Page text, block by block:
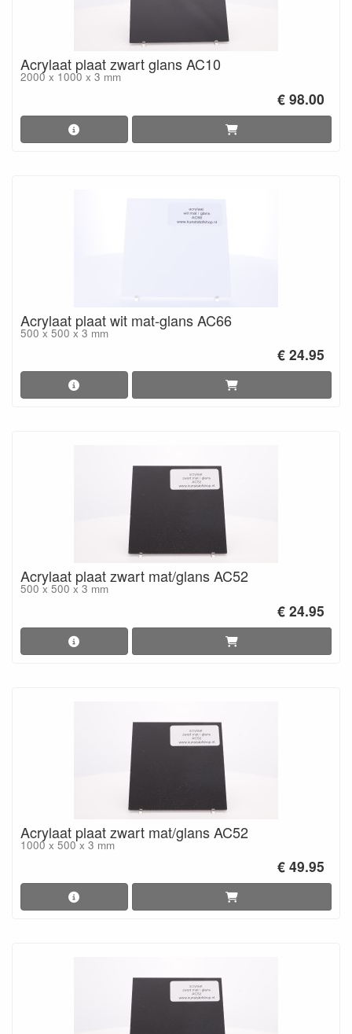
Acrylaat plaat zwart glans AC10
2000 x 1000 x 3 mm
€ 98.00
Acrylaat plaat wit mat-glans AC66
500 x 500 x 3 mm
€ 24.95
Acrylaat plaat zwart mat/glans AC52
500 x 500 x 3 mm
€ 24.95
Acrylaat plaat zwart mat/glans AC52
1000 x 500 x 3 mm
€ 49.95